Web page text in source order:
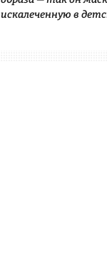
искалеченную в